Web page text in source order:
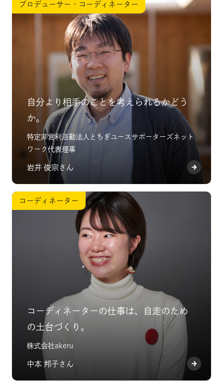
プロデューサー・コーディネーター
自分より相手のことを考えられるかどう
か。
特定非営利活動法人とちぎユースサポーターズネット
ワーク代表理事
岩井 俊宗さん
コーディネーター
コーディネーターの仕事は、自走のため
の土台づくり。
株式会社akeru
中本 邦子さん